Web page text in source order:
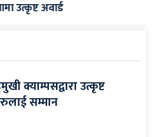
उत्कृष्ट अवार्ड
क्याम्पसद्वारा उत्कृष्ट
सम्मान